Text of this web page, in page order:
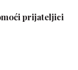
prijateljici